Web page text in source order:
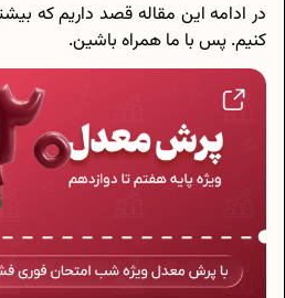
در ادامه این مقاله قصد داریم که
کنیم. پس با ما همراه باشین.